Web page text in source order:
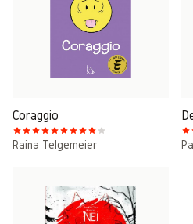
Coraggio
Raina Telgemeier